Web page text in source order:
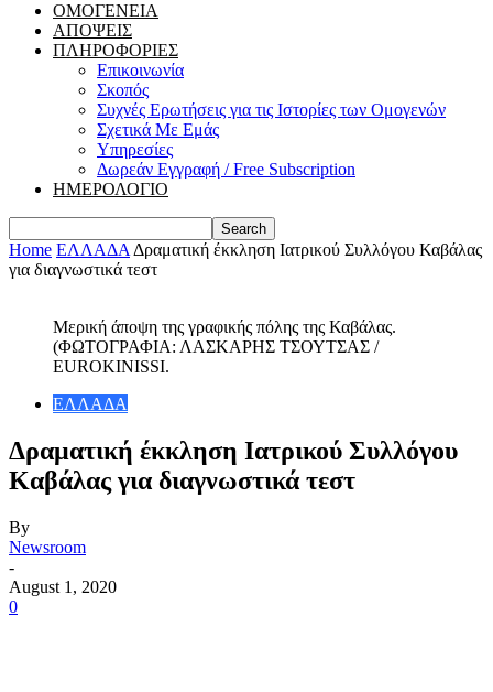
ΟΜΟΓΕΝΕΙΑ
ΑΠΟΨΕΙΣ
ΠΛΗΡΟΦΟΡΙΕΣ
Επικοινωνία
Σκοπός
Συχνές Ερωτήσεις για τις Ιστορίες των Ομογενών
Σχετικά Με Εμάς
Υπηρεσίες
Δωρεάν Εγγραφή / Free Subscription
ΗΜΕΡΟΛΟΓΙΟ
Home ΕΛΛΑΔΑ Δραματική έκκληση Ιατρικού Συλλόγου Καβάλας
για διαγνωστικά τεστ
Μερική άποψη της γραφικής πόλης της Καβάλας.
(ΦΩΤΟΓΡΑΦΙΑ: ΛΑΣΚΑΡΗΣ ΤΣΟΥΤΣΑΣ /
EUROKINISSI.
ΕΛΛΑΔΑ
Δραματική έκκληση Ιατρικού Συλλόγου
Καβάλας για διαγνωστικά τεστ
By
Newsroom
-
August 1, 2020
0